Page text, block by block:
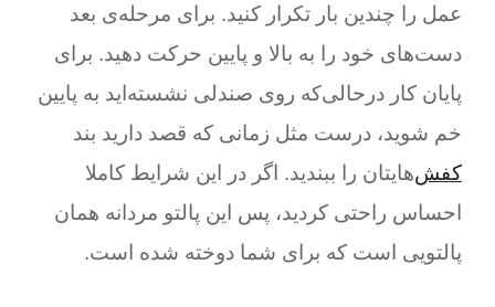
عمل را چندین بار تکرار کنید. برای مرحله‌ی بعد
دست‌های خود را به بالا و پایین حرکت دهید. برای
پایان کار درحالی‌که روی صندلی نشسته‌اید به پایین
خم شوید، درست مثل زمانی که قصد دارید بند
کفش‌هایتان را ببندید. اگر در این شرایط کاملا
احساس راحتی کردید، پس این پالتو مردانه همان
پالتویی است که برای شما دوخته شده است.